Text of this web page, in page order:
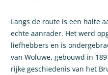
Langs de route is een halte
echte aanrader. Het werd
liefhebbers en is
van Woluwe, gebouwd in
rijke geschiedenis van het